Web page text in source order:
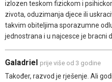
izlozen teskom fizickom i
zivota, oduzimanja djece ili
takvim obiteljima sporazumne
jednostrana i u najcesce je bracni
Galadriel prije više od 3 godine
Također, razvod je rješenje. Ali